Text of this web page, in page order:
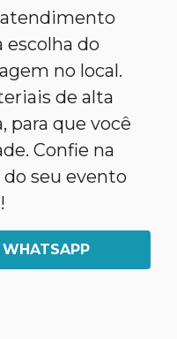
atendimento
escolha do
no local.
de alta
para que você
Confie na
seu evento